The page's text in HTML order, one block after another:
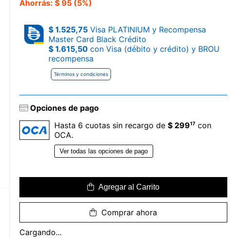
Ahorrás: $ 95 (5%)
$ 1.525,75Visa PLATINIUM y Recompensa
Master Card Black Crédito
$ 1.615,50con Visa (débito y crédito) y BROU
recompensa
Términos y condiciones
Opciones de pago
Hasta 6 cuotas sin recargo de $ 29917con
OCA.
Ver todas las opciones de pago
Agregar al Carrito
Comprar ahora
Cargando...